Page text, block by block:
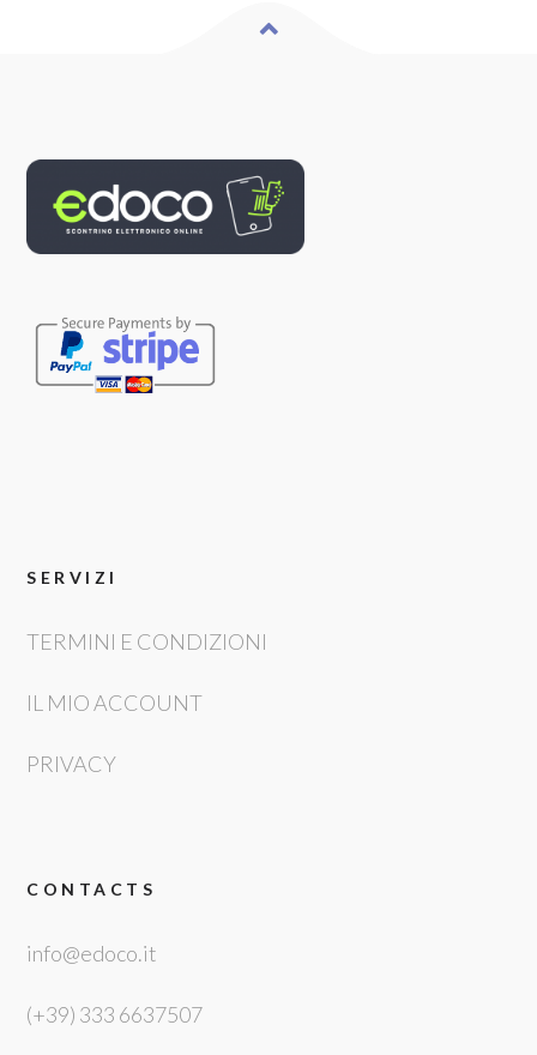
SERVIZI
TERMINI E CONDIZIONI
IL MIO ACCOUNT
PRIVACY
CONTACTS
info@edoco.it
(+39) 333 6637507